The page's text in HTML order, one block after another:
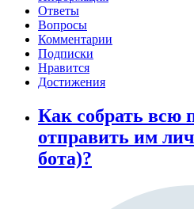
Ответы
Вопросы
Комментарии
Подписки
Нравится
Достижения
Как собрать всю
отправить им
бота)?